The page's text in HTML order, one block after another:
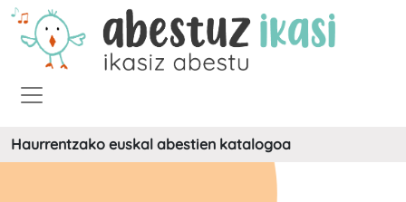
Haurrentzako euskal abestien katalogoa